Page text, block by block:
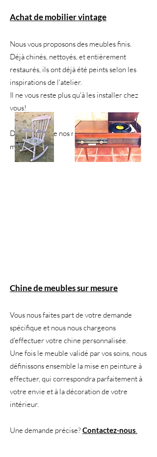
Achat de mobilier vintage
Nous vous proposons des meubles finis.
Déjà chinés, nettoyés, et entièrement
restaurés, ils ont déjà été peints selon les
inspirations de l'atelier.
Il ne vous reste plus qu'à les installer chez
vous!
Découvrez vite nos relooking de
meublesici.
Chine de meubles sur mesure
Vous nous faites part de votre demande
spécifique et nous nous chargeons
d'effectuer votre chine personnalisée.
Une fois le meuble validé par vos soins, nous
définissons ensemble la mise en peinture à
effectuer, qui correspondra parfaitement à
votre envie et à la décoration de votre
intérieur.
Une demande précise?Contactez-nous.